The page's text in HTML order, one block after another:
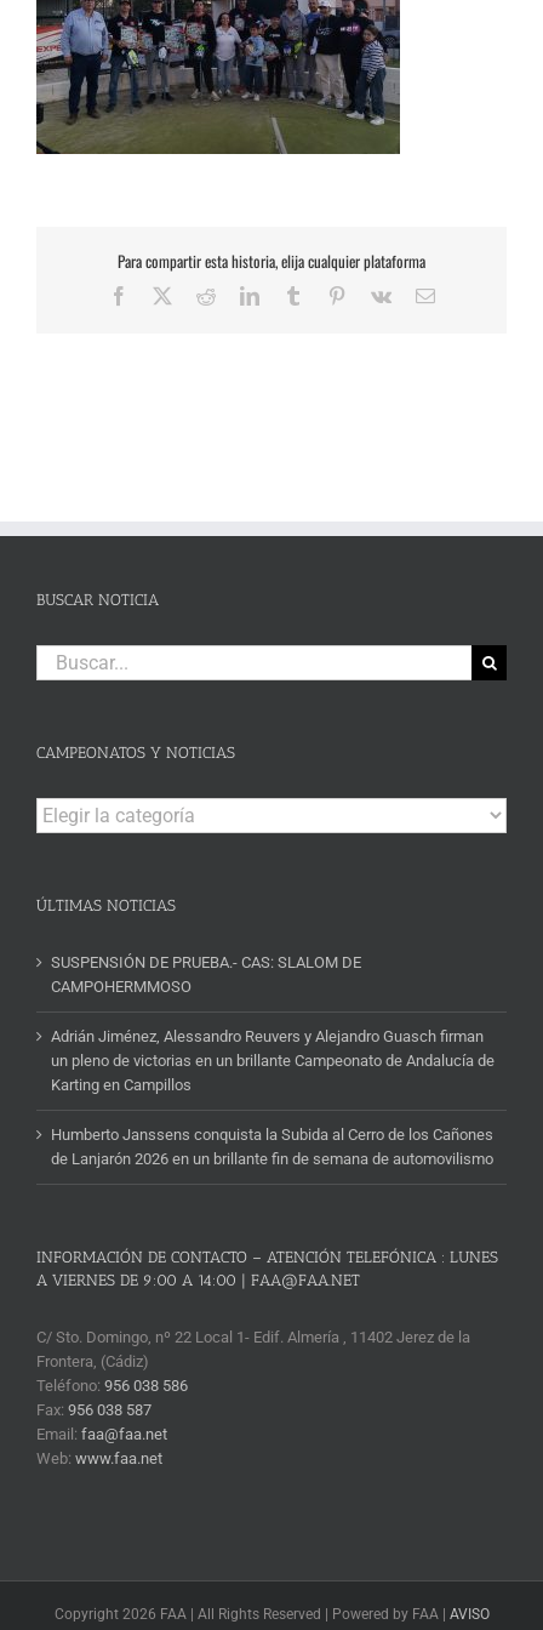
Para compartir esta historia, elija cualquier plataforma
Facebook RedditLinkedInTumblr Pinterest
Vk
Correo
BUSCAR NOTICIA
Buscar:
CAMPEONATOS Y NOTICIAS
Campeonatos
y
ÚLTIMAS NOTICIAS
SUSPENSIÓN DE PRUEBA.- CAS: SLALOM DE
CAMPOHERMMOSO
Adrián Jiménez, Alessandro Reuvers y Alejandro Guasch firman
un pleno de victorias en un brillante Campeonato de Andalucía de
Karting en Campillos
Humberto Janssens conquista la Subida al Cerro de los Cañones
de Lanjarón 2026 en un brillante fin de semana de automovilismo
INFORMACIÓN DE CONTACTO – ATENCIÓN TELEFÓNICA : LUNES
A VIERNES DE 9:00 A 14:00 | FAA@FAA.NET
C/ Sto. Domingo, nº 22 Local 1- Edif. Almería , 11402 Jerez de la
Frontera, (Cádiz)
Teléfono: 956 038 586
Fax: 956 038 587
Email: faa@faa.net
Web: www.faa.net
Copyright 2026 FAA | All Rights Reserved | Powered by FAA | AVISO